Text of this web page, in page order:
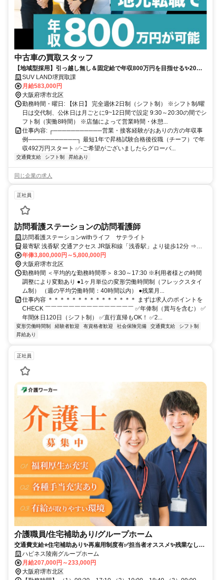
中古車の買取スタッフ
【地域型採用】引っ越し無し＆固定給で年収800万円を目指せる✨20～
30代活躍中✨賞与年4回❗✨年間休日120日+有給休暇5日✨
SUV LAND堺買取課
月給583,000円
大阪府堺市北区
勤務時間・曜日: 【休日】 完全週休2日制（シフト制） ※シフト制/曜
日は交代制、公休日は月ごとに9~12日間で設定 9:30～20:30の間でシ
フト制（実働8時間） ※店舗によって営業時間・休憩...
仕事内容: ┌───────────営業・接客経験がおありの方の年収事
例───────────┐ 最短1年で昇格試験合格後役職（チーフ）で年
収492万円スタート ✅-ご希望がございましたらグローバ...
交通費支給 シフト制 昇給あり
同じ企業の求人
正社員
訪問看護ステーションの訪問看護師
訪問看護ステーションwithライフ サテライト
最寄駅 浅香駅 交通アクセス JR阪和線「浅香駅」より徒歩12分 ⇒マ
イカー通勤も応相談！
年俸3,800,000円～5,800,000円
大阪府堺市北区
勤務時間 ＜平均的な勤務時間帯＞ 8:30～17:30 ※利用者様との時間
調整により変動あり ●1ヶ月単位の変形労働時間制（フレックスタイ
ム制） （週の平均労働時間：40時間以内） ●残業月...
仕事内容 ＊＊＊＊＊＊＊＊＊＊＊＊＊＊＊ まずは求人のポイントを
CHECK ￣￣￣￣￣￣￣￣￣￣￣￣￣￣￣ ✅年俸制（賞与を含む） ✅
年間休日120日（シフト制） ✅直行直帰もOK！ ✅2...
変形労働時間制 経験者歓迎 有資格者歓迎 社会保険完備 交通費支給
シフト制
昇給あり
正社員
介護職員/住宅補助あり/グループホーム
交通費支給⭐️住宅補助あり✨再雇用制度有✅️担当者オススメ✨残業なし⭕️
研修支援有✨経験者優遇❗️車通勤ＯＫ
ハピネス陵南グループホーム
月給207,000円～233,000円
大阪府堺市北区